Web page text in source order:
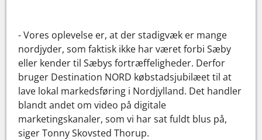
- Vores oplevelse er, at der stadigvæk er mange
nordjyder, som faktisk ikke har været forbi Sæby
eller kender til Sæbys fortræffeligheder. Derfor
bruger Destination NORD købstadsjubilæet til at
lave lokal markedsføring i Nordjylland. Det handler
blandt andet om video på digitale
marketingskanaler, som vi har sat fuldt blus på,
siger Tonny Skovsted Thorup.